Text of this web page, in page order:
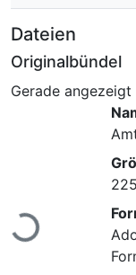
Dateien
Originalbündel
Gerade angezeigt
Lade...